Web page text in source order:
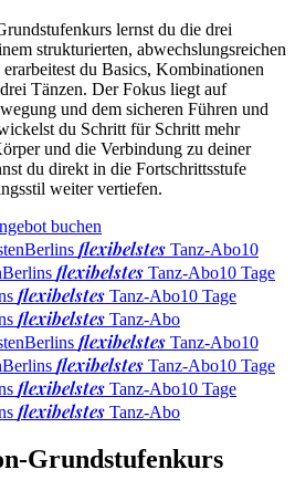
lernst du die drei
strukturierten, abwechslungsreichen
du Basics, Kombinationen
Tänzen. Der Fokus liegt auf
und dem sicheren Führen und
du Schritt für Schritt mehr
und die Verbindung zu deiner
du direkt in die Fortschrittsstufe
weiter vertiefen.
buchen
Berlins flexibelstes Tanz-Abo10
Berlins flexibelstes Tanz-Abo10 Tage
flexibelstes Tanz-Abo10 Tage
flexibelstes Tanz-Abo
Berlins flexibelstes Tanz-Abo10
Berlins flexibelstes Tanz-Abo10 Tage
flexibelstes Tanz-Abo10 Tage
flexibelstes Tanz-Abo
Grundstufenkurs